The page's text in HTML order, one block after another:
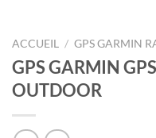
ACCUEIL / GPS GARMIN
GPS GARMIN
OUTDOOR